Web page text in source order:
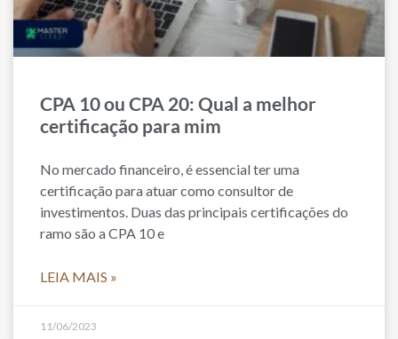
CPA 10 ou CPA 20: Qual a melhor
certificação para mim
No mercado financeiro, é essencial ter uma
certificação para atuar como consultor de
investimentos. Duas das principais certificações do
ramo são a CPA 10 e
LEIA MAIS »
11/06/2023